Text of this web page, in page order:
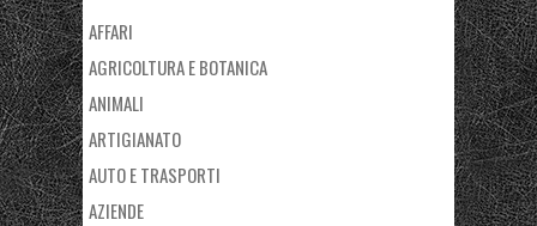
AFFARI
AGRICOLTURA E BOTANICA
ANIMALI
ARTIGIANATO
AUTO E TRASPORTI
AZIENDE